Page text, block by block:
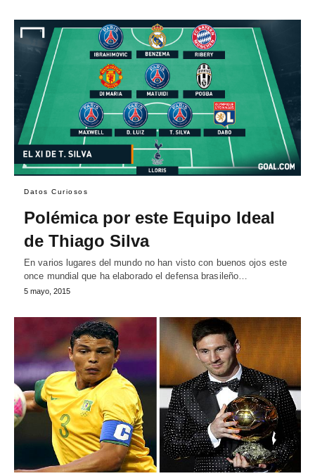
Datos Curiosos
Polémica por este Equipo Ideal
de Thiago Silva
En varios lugares del mundo no han visto con buenos ojos este
once mundial que ha elaborado el defensa brasileño…
5 mayo, 2015